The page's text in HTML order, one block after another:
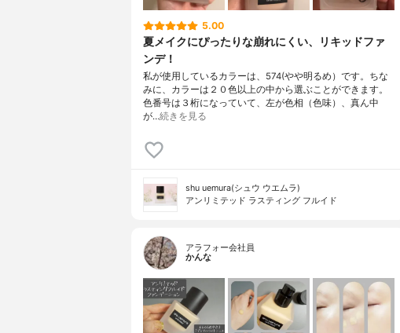
5.00
夏メイクにぴったりな崩れにくい、リキッドファ
ンデ！
私が使用しているカラーは、574(やや明るめ）です。ちな
みに、カラーは２０色以上の中から選ぶことができます。
色番号は３桁になっていて、左が色相（色味）、真ん中
が…続きを見る
shu uemura(シュウ ウエムラ)
アンリミテッド ラスティング フルイド
アラフォー会社員
かんな